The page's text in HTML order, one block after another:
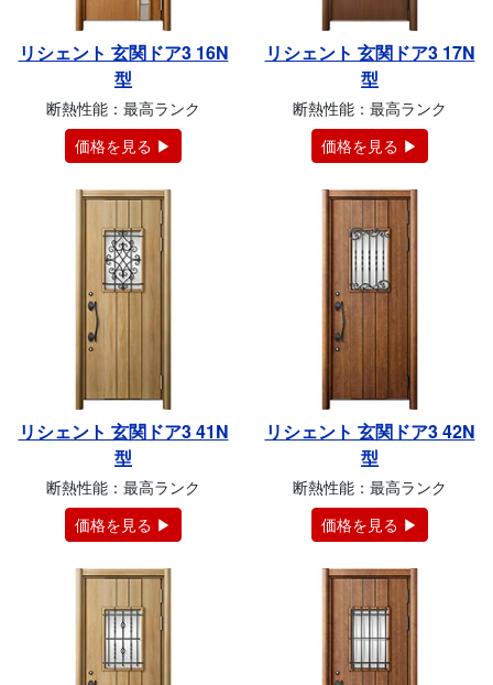
リシェント 玄関ドア3 16N
型
断熱性能：最高ランク
価格を見る ▶
リシェント 玄関ドア3 17N
型
断熱性能：最高ランク
価格を見る ▶
リシェント 玄関ドア3 41N
型
断熱性能：最高ランク
価格を見る ▶
リシェント 玄関ドア3 42N
型
断熱性能：最高ランク
価格を見る ▶